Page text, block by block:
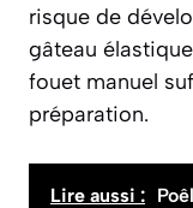
risque de
gâteau
fouet manuel
préparation.
Lire aussi :